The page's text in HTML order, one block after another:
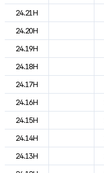
24.21H
24.20H
24.19H
24.18H
24.17H
24.16H
24.15H
24.14H
24.13H